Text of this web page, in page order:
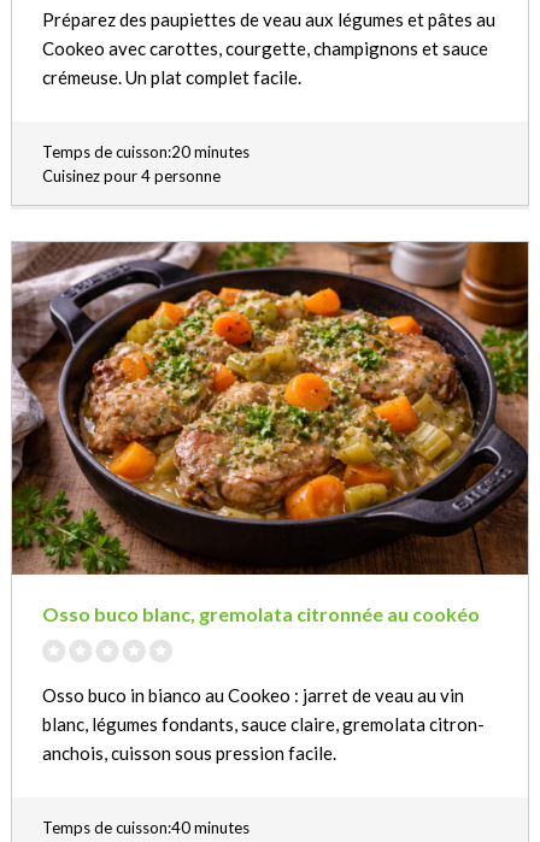
Préparez des paupiettes de veau aux légumes et pâtes au
Cookeo avec carottes, courgette, champignons et sauce
crémeuse. Un plat complet facile.
Temps de cuisson:20 minutes
Cuisinez pour 4 personne
Osso buco blanc, gremolata citronnée au cookéo
Osso buco in bianco au Cookeo : jarret de veau au vin
blanc, légumes fondants, sauce claire, gremolata citron-
anchois, cuisson sous pression facile.
Temps de cuisson:40 minutes